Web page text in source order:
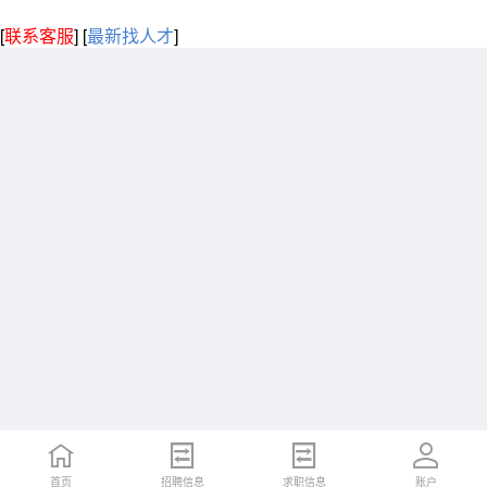
[联系客服] [最新找人才]
首页 招聘信息 求职信息 账户